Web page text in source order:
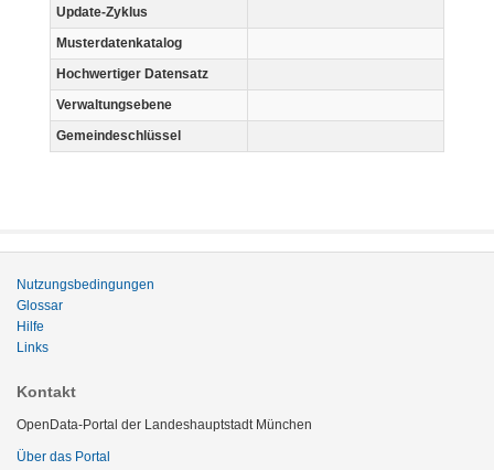
Update-Zyklus
Musterdatenkatalog
Hochwertiger Datensatz
Verwaltungsebene
Gemeindeschlüssel
Nutzungsbedingungen
Glossar
Hilfe
Links
Kontakt
OpenData-Portal der Landeshauptstadt München
Über das Portal